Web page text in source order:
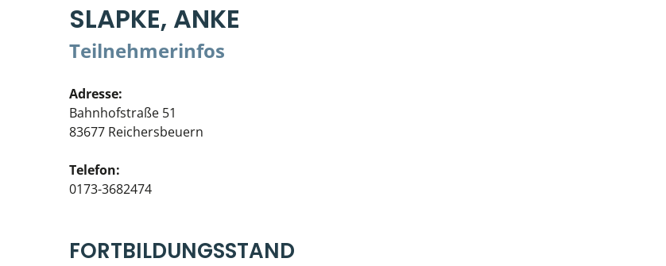
SLAPKE, ANKE
Teilnehmerinfos
Adresse:
Bahnhofstraße 51
83677 Reichersbeuern
Telefon:
0173-3682474
FORTBILDUNGSSTAND